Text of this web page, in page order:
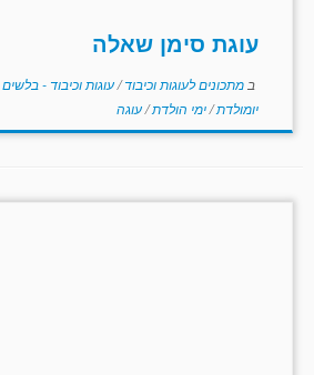
עוגת סימן שאלה
ב מתכונים לעוגות וכיבוד/עוגות וכיבוד - בלשים
יומולדת/ימי הולדת/עוגה